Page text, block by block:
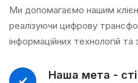
Ми допомагаємо нашим
реалізуючи цифрову
інформаційних технологій та
Наша мета -